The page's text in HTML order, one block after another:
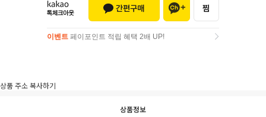
이벤트 페이포인트 적립 혜택 2배 UP!
상품 주소 복사하기
상품정보